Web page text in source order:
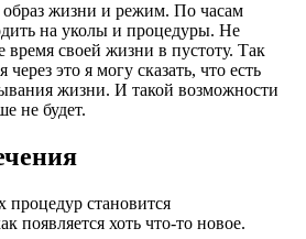
жизни и режим. По часам
на уколы и процедуры. Не
время своей жизни в пустоту. Так
это я могу сказать, что есть
жизни. И такой возможности
не будет.
процедур становится
появляется хоть что-то новое.